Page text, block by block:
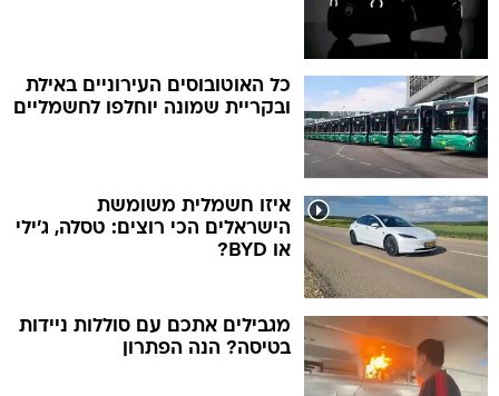
כל האוטובוסים העירוניים באילת
ובקריית שמונה יוחלפו לחשמליים
איזו חשמלית משומשת
הישראלים הכי רוצים: טסלה, ג'ילי
או BYD?
מגבילים אתכם עם סוללות ניידות
בטיסה? הנה הפתרון